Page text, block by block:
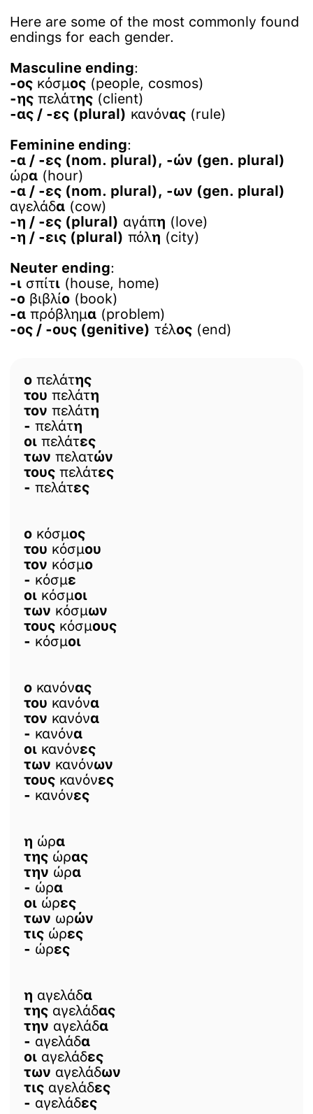
Here are some of the most commonly found
endings for each gender.
Masculine ending:
-ος κόσμος (people, cosmos)
-ης πελάτης (client)
-ας / -ες (plural) κανόνας (rule)
Feminine ending:
-α / -ες (nom. plural), -ών (gen. plural)
ώρα (hour)
-α / -ες (nom. plural), -ων (gen. plural)
αγελάδα (cow)
-η / -ες (plural) αγάπη (love)
-η / -εις (plural) πόλη (city)
Neuter ending:
-ι σπίτι (house, home)
-ο βιβλίο (book)
-α πρόβλημα (problem)
-ος / -ους (genitive) τέλος (end)
ο πελάτης
του πελάτη
τον πελάτη
- πελάτη
οι πελάτες
των πελατών
τους πελάτες
- πελάτες
ο κόσμος
του κόσμου
τον κόσμο
- κόσμε
οι κόσμοι
των κόσμων
τους κόσμους
- κόσμοι
ο κανόνας
του κανόνα
τον κανόνα
- κανόνα
οι κανόνες
των κανόνων
τους κανόνες
- κανόνες
η ώρα
της ώρας
την ώρα
- ώρα
οι ώρες
των ωρών
τις ώρες
- ώρες
η αγελάδα
της αγελάδας
την αγελάδα
- αγελάδα
οι αγελάδες
των αγελάδων
τις αγελάδες
- αγελάδες